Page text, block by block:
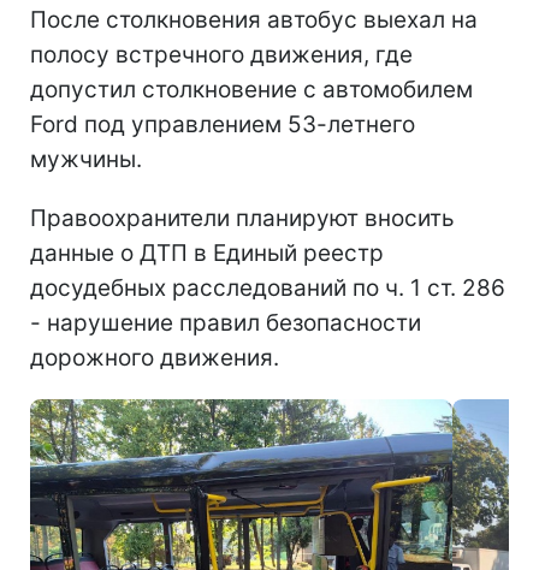
После столкновения автобус выехал на
полосу встречного движения, где
допустил столкновение с автомобилем
Ford под управлением 53-летнего
мужчины.
Правоохранители планируют вносить
данные о ДТП в Единый реестр
досудебных расследований по ч. 1 ст. 286
- нарушение правил безопасности
дорожного движения.